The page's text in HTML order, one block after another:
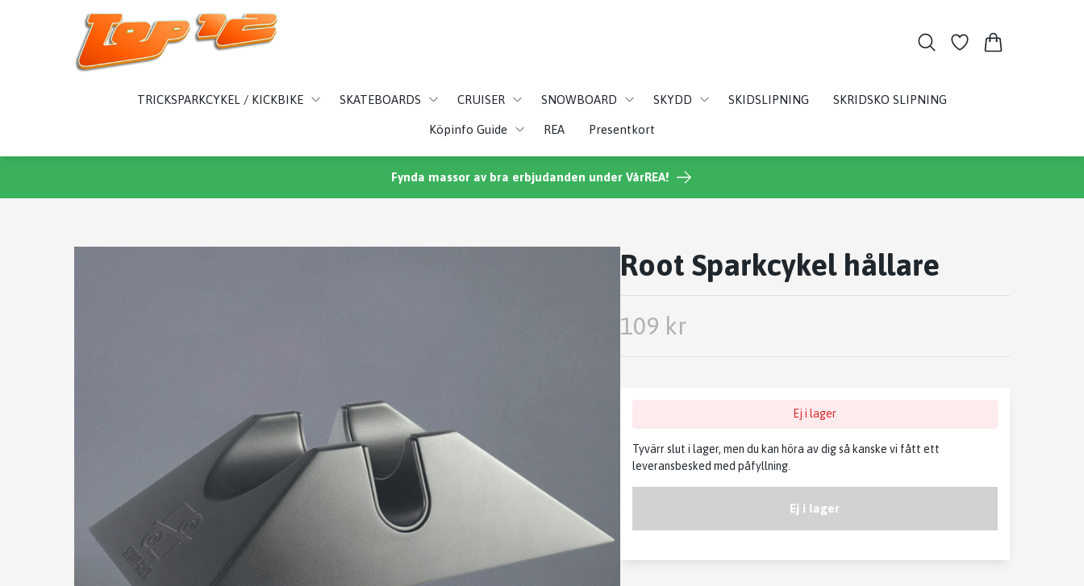
TRICKSPARKCYKEL / KICKBIKE SKATEBOARDS CRUISER SNOWBOARD SKYDD SKIDSLIPNING SKRIDSKO SLIPNING
Köpinfo Guide REA Presentkort
Fynda massor av bra erbjudanden under VårREA!
Root Sparkcykel hållare
109 kr
Ej i lager
Tyvärr slut i lager, men du kan höra av dig så kanske vi fått ett
leveransbesked med påfyllning.
Ej i lager